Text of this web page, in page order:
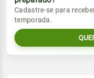
Rajada de vento
Sol
05:52h às 17:49h
Chuva
0.0mm
Sol
Cadastre-se para
temporada.